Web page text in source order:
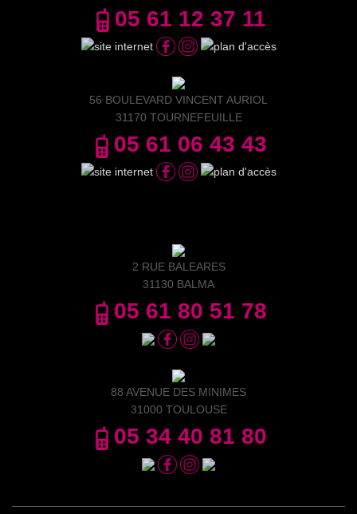
05 61 12 37 11
56 BOULEVARD VINCENT AURIOL
31170 TOURNEFEUILLE
05 61 06 43 43
2 RUE BALEARES
31130 BALMA
05 61 80 51 78
88 AVENUE DES MINIMES
31000 TOULOUSE
05 34 40 81 80